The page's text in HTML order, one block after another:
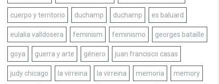
cuerpo y territorio duchamp duchamp es baluard
eulalia valldosera feminism feminismo georges bataille
goya guerra y arte género juan francisco casas
judy chicago la virreina la virreina memoria memory